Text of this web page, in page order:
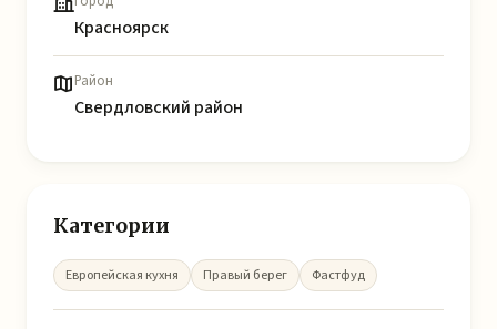
Красноярск
Район
Свердловский район
Категории
Европейская кухня Правый берег Фастфуд